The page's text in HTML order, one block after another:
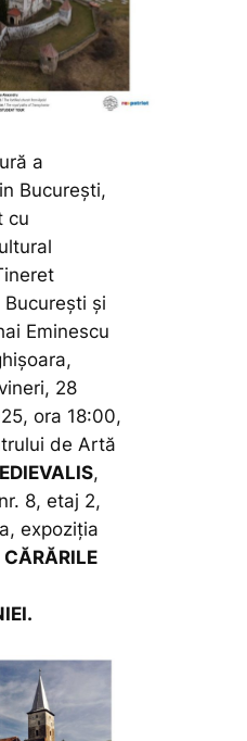
a
București,
cu
București și
Eminescu
28
ora 18:00,
de Artă
,
8, etaj 2,
expoziția
CĂRĂRILE